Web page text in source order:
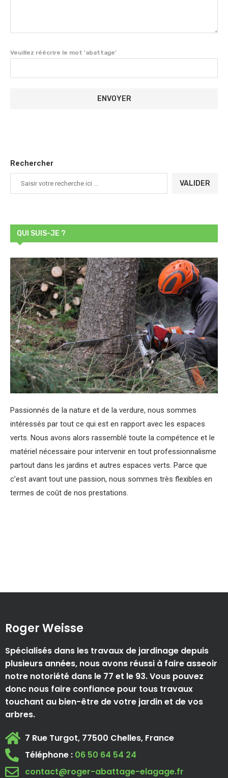
Veuillez réécrire le mot 'abattage'
Rechercher
VALIDER
QUI SUIS-JE ?
Passionnés de la nature et de la verdure, nous sommes
intéressés par tout ce qui est en rapport avec les espaces
verts. Nous avons alors rassemblé toute la compétence et le
matériel nécessaire pour intervenir en tout professionnalisme
partout dans les jardins et autres espaces verts. Parce que
c’est avant tout une passion, nous sommes très flexibles en
termes de coût de nos prestations.
Roger Weisse
Spécialisés dans les travaux de jardinage depuis
plusieurs années, nous avons réussi à faire asseoir
notre notoriété dans le 77 et le 93. Vous pouvez
donc nous faire confiance pour tous travaux
touchant au bien-être de votre jardin et de vos
arbres.
7 Rue Turgot, 77500 Chelles, France
Téléphone : 06 50 64 54 24
contact@roger-abattage-elagage.fr